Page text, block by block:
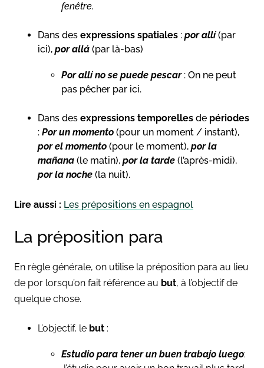
fenêtre.
Dans des expressions spatiales : por allí(par
ici), por allá (par là-bas)
Por allí no se puede pescar : On ne peut
pas pêcher par ici.
Dans des expressions temporelles de périodes
: Por un momento (pour un moment / instant),
por el momento (pour le moment), por la
mañana (le matin), por la tarde (l’après-midi),
por la noche (la nuit).
Lire aussi : Les prépositions en espagnol
La préposition para
En règle générale, on utilise la préposition para au lieu
de por lorsqu’on fait référence au but, à l’objectif de
quelque chose.
L’objectif, le but :
Estudio para tener un buen trabajo luego: